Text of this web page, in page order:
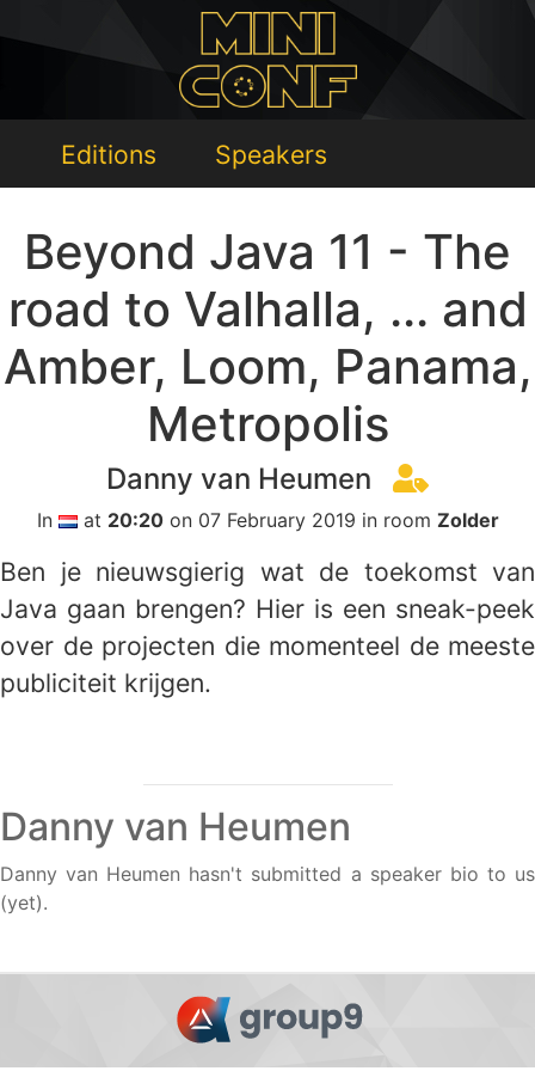
Editions Speakers
Beyond Java 11 - The
road to Valhalla, ... and
Amber, Loom, Panama,
Metropolis
Danny van Heumen
In at 20:20on 07 February 2019 in room Zolder
Ben je nieuwsgierig wat de toekomst van
Java gaan brengen? Hier is een sneak-peek
over de projecten die momenteel de meeste
publiciteit krijgen.
Danny van Heumen
Danny van Heumen hasn't submitted a speaker bio to us
(yet).